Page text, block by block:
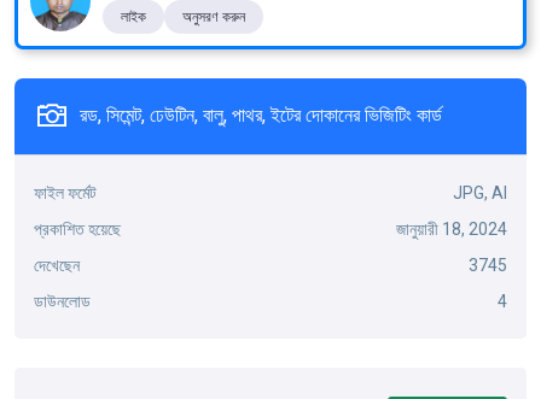
লাইক অনুসরণ করুন
রড, সিমেন্ট, ঢেউটিন, বালু, পাথর, ইটের দোকানের ভিজিটিং কার্ড
ফাইল ফর্মেট
JPG, AI
প্রকাশিত হয়েছে
জানুয়ারী 18, 2024
দেখেছেন
3745
ডাউনলোড
4